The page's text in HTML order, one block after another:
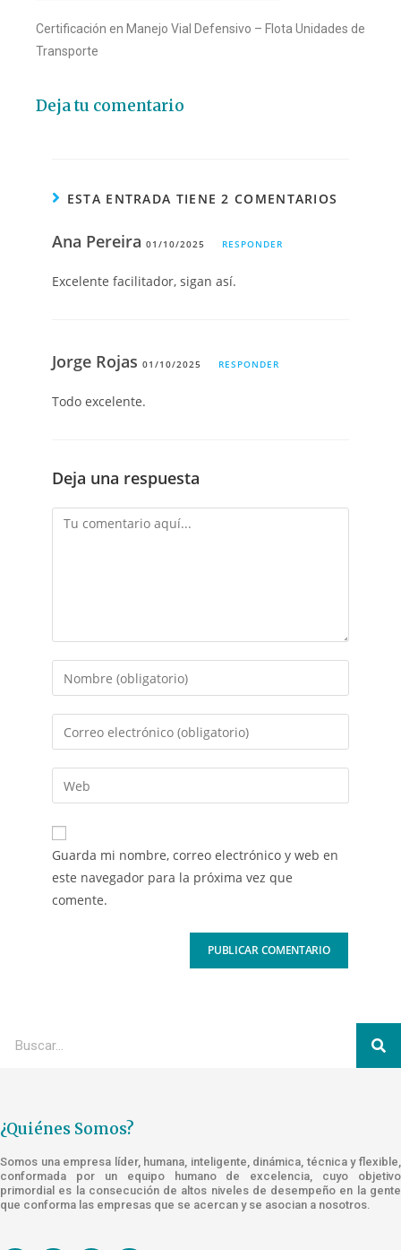
Certificación en Manejo Vial Defensivo – Flota Unidades de
Transporte
Deja tu comentario
ESTA ENTRADA TIENE 2 COMENTARIOS
Ana Pereira01/10/2025 RESPONDER
Excelente facilitador, sigan así.
Jorge Rojas01/10/2025 RESPONDER
Todo excelente.
Deja una respuesta
Guarda mi nombre, correo electrónico y web en
este navegador para la próxima vez que
comente.
¿Quiénes Somos?
Somos una empresa líder, humana, inteligente, dinámica, técnica y flexible,
conformada por un equipo humano de excelencia, cuyo objetivo
primordial es la consecución de altos niveles de desempeño en la gente
que conforma las empresas que se acercan y se asocian a nosotros.